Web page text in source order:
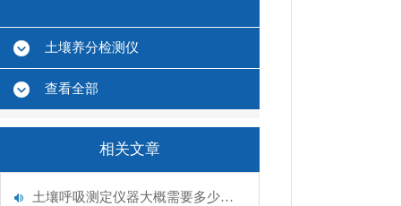
土壤养分检测仪
查看全部
相关文章
土壤呼吸测定仪器大概需要多少钱.2023云唐仪器报价